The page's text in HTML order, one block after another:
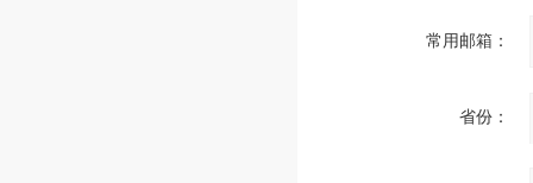
常用邮箱：
省份：